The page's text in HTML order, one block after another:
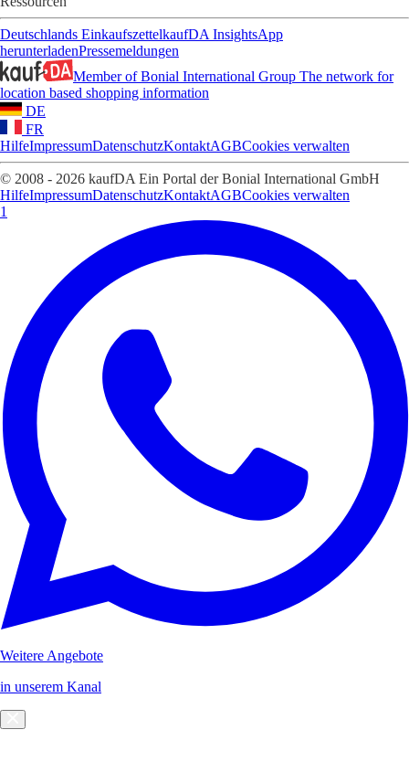
Deutschlands EinkaufszettelkaufDA InsightsApp
herunterladenPressemeldungen
Member of Bonial International Group The network for
location based shopping information
DE
FR
HilfeImpressumDatenschutzKontaktAGBCookies verwalten
© 2008 - 2026 kaufDA Ein Portal der Bonial International GmbH
HilfeImpressumDatenschutzKontaktAGBCookies verwalten
1
Weitere Angebote
in unserem Kanal